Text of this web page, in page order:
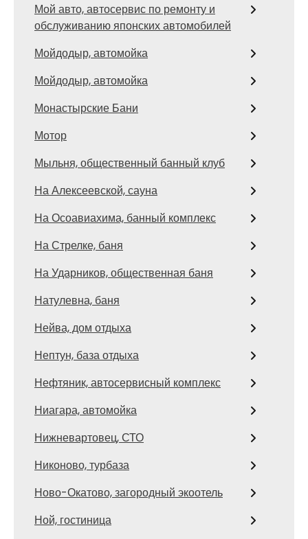
Мой авто, автосервис по ремонту и
обслуживанию японских автомобилей
Мойдодыр, автомойка
Мойдодыр, автомойка
Монастырские Бани
Мотор
Мыльня, общественный банный клуб
На Алексеевской, сауна
На Осоавиахима, банный комплекс
На Стрелке, баня
На Ударников, общественная баня
Натулевна, баня
Нейва, дом отдыха
Нептун, база отдыха
Нефтяник, автосервисный комплекс
Ниагара, автомойка
Нижневартовец, СТО
Никоново, турбаза
Ново-Окатово, загородный экоотель
Ной, гостиница